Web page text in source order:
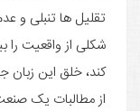
تقلیل ها تنبلی و
شکلی از واقعیت را
کند، خلق این زبان
از مطالبات یک